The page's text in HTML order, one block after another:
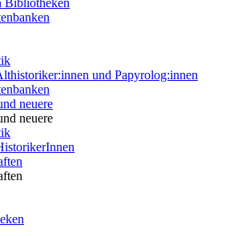
Bibliotheken
und Papyrolog:innen
neuere
neuere